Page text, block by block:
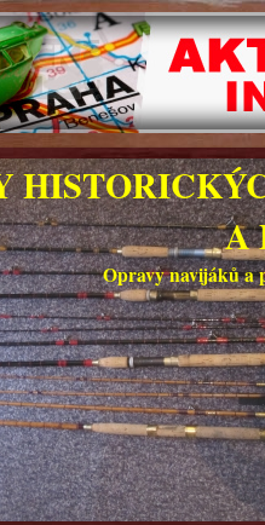
A
Opravy navijáků a